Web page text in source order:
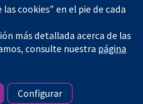
is a charity (no. 1045921) and a
(no. 03044323) registered in
number GB 718 2127 49.
Collaboration
sitio web|Responsabilidades
|Configuración de cookies
cookies" en el pie de cada
más detallada acerca de las
consulte nuestra página
Configurar